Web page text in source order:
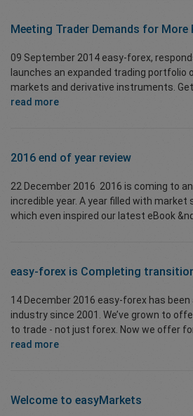
Meeting Trader Demands for More
09 September 2014 easy-forex,
launches an expanded trading portfolio
markets and derivative instruments.
read more
2016 end of year review
22 December 2016 2016 is coming to an
incredible year. A year filled with market
which even inspired our latest eBook
easy-forex is Completing
14 December 2016 easy-forex has
industry since 2001. We’ve grown to
to trade - not just forex. Now we offer
read more
Welcome to easyMarkets